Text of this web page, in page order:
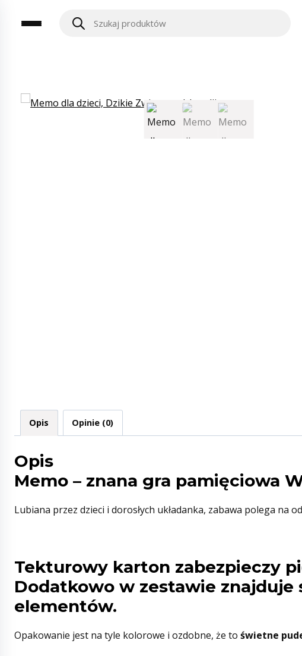
Opis Opinie (0)
Opis
Memo – znana gra pamięciowa
Lubiana przez dzieci i dorosłych układanka, zabawa polega na
Tekturowy karton zabezpieczy
Dodatkowo w zestawie znajduje
elementów.
Opakowanie jest na tyle kolorowe i ozdobne, że to świetne